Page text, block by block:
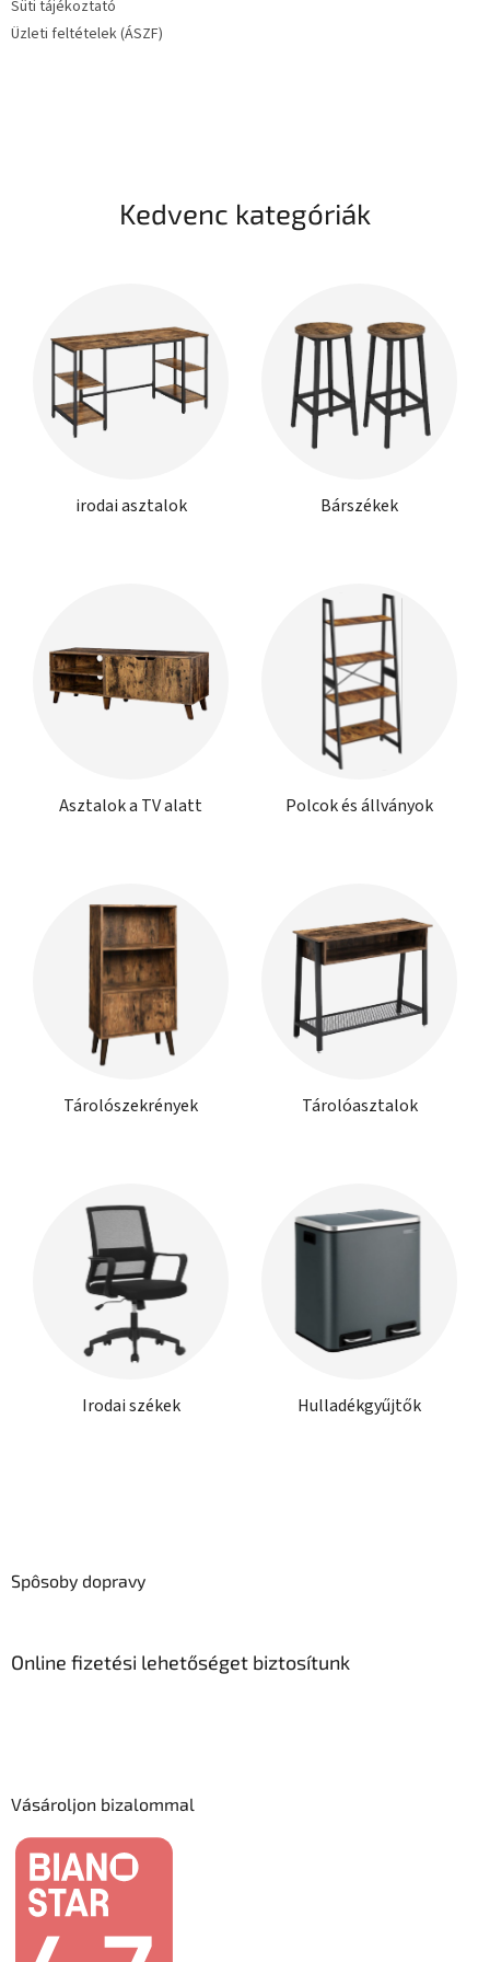
Süti tájékoztató
Üzleti feltételek (ÁSZF)
Kedvenc kategóriák
irodai asztalok Bárszékek
Asztalok a TV alatt Polcok és állványok
Tárolószekrények Tárolóasztalok
Irodai székek Hulladékgyűjtők
Spôsoby dopravy
Online fizetési lehetőséget biztosítunk
Vásároljon bizalommal